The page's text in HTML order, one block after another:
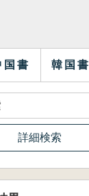
国書 韓国書
詳細検索